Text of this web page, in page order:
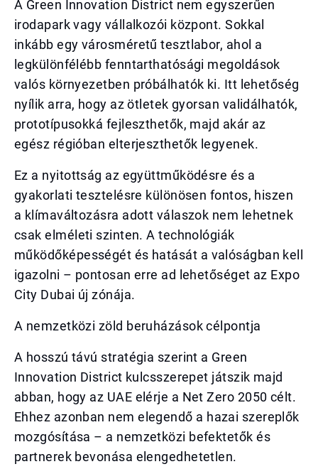
A Green Innovation District nem egyszerűen
irodapark vagy vállalkozói központ. Sokkal
inkább egy városméretű tesztlabor, ahol a
legkülönfélébb fenntarthatósági megoldások
valós környezetben próbálhatók ki. Itt lehetőség
nyílik arra, hogy az ötletek gyorsan validálhatók,
prototípusokká fejleszthetők, majd akár az
egész régióban elterjeszthetők legyenek.
Ez a nyitottság az együttműködésre és a
gyakorlati tesztelésre különösen fontos, hiszen
a klímaváltozásra adott válaszok nem lehetnek
csak elméleti szinten. A technológiák
működőképességét és hatását a valóságban kell
igazolni – pontosan erre ad lehetőséget az Expo
City Dubai új zónája.
A nemzetközi zöld beruházások célpontja
A hosszú távú stratégia szerint a Green
Innovation District kulcsszerepet játszik majd
abban, hogy az UAE elérje a Net Zero 2050 célt.
Ehhez azonban nem elegendő a hazai szereplők
mozgósítása – a nemzetközi befektetők és
partnerek bevonása elengedhetetlen.